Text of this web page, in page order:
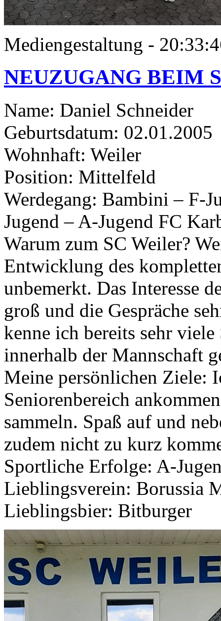
Mediengestaltung -
NEUZUGANG BEIM
Name: Daniel Schneider
Geburtsdatum: 02.01.2005
Wohnhaft: Weiler
Position: Mittelfeld
Werdegang: Bambini – F-
Jugend – A-Jugend FC
Warum zum SC Weiler?
Entwicklung des
unbemerkt. Das Interesse
groß und die Gespräche
kenne ich bereits sehr
innerhalb der Mannschaft
Meine persönlichen Ziele:
Seniorenbereich
sammeln. Spaß auf und
zudem nicht zu kurz
Sportliche Erfolge: A-
Lieblingsverein: Borussia
Lieblingsbier: Bitburger